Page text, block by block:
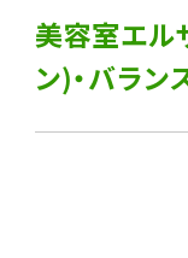
美容室エル
ン)・バラン